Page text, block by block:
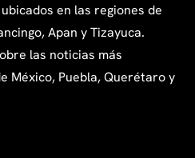
en las regiones de
Apan y Tizayuca.
las noticias más
México, Puebla, Querétaro y